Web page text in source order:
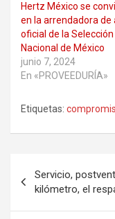
Hertz México se
en la arrendadora de
oficial de la Selección
Nacional de México
junio 7, 2024
En «PROVEEDURÍA»
Etiquetas:
de
entradas
Servicio,
kilómetro, el